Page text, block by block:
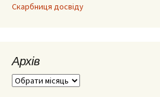
Скарбниця досвіду
Архів
Архів